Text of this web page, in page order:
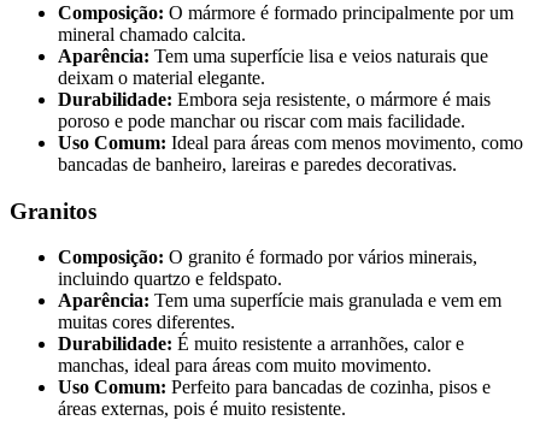
Composição: O mármore é formado principalmente por um
mineral chamado calcita.
Aparência: Tem uma superfície lisa e veios naturais que
deixam o material elegante.
Durabilidade: Embora seja resistente, o mármore é mais
poroso e pode manchar ou riscar com mais facilidade.
Uso Comum: Ideal para áreas com menos movimento, como
bancadas de banheiro, lareiras e paredes decorativas.
Granitos
Composição: O granito é formado por vários minerais,
incluindo quartzo e feldspato.
Aparência: Tem uma superfície mais granulada e vem em
muitas cores diferentes.
Durabilidade: É muito resistente a arranhões, calor e
manchas, ideal para áreas com muito movimento.
Uso Comum: Perfeito para bancadas de cozinha, pisos e
áreas externas, pois é muito resistente.